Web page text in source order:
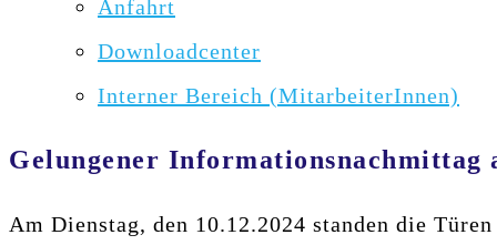
Anfahrt
Downloadcenter
Interner Bereich (MitarbeiterInnen)
Gelungener Informationsnachmittag
Am Dienstag, den 10.12.2024 standen die